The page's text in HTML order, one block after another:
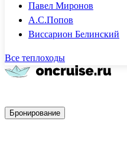
Павел Миронов
А.С.Попов
Виссарион Белинский
Все теплоходы
Бронирование